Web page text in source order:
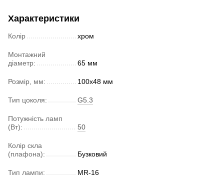
Характеристики
Колір хром
Монтажний
діаметр:
65 мм
Розмір, мм: 100х48 мм
Тип цоколя: G5.3
Потужність ламп
(Вт):
50
Колір скла
(плафона):
Бузковий
Тип лампи: MR-16